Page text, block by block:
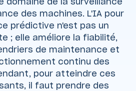
des machines. L'IA pour
prédictive n'est pas un
; elle améliore la fiabilité,
de maintenance et
continu des
pour atteindre ces
il faut prendre des